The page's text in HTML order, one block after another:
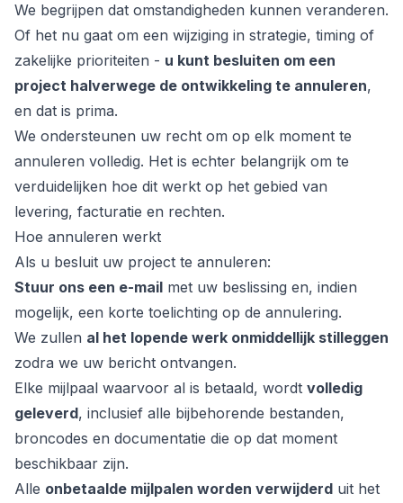
We begrijpen dat omstandigheden kunnen veranderen.
Of het nu gaat om een wijziging in strategie, timing of
zakelijke prioriteiten - u kunt besluiten om een
project halverwege de ontwikkeling te annuleren,
en dat is prima.
We ondersteunen uw recht om op elk moment te
annuleren volledig. Het is echter belangrijk om te
verduidelijken hoe dit werkt op het gebied van
levering, facturatie en rechten.
Hoe annuleren werkt
Als u besluit uw project te annuleren:
Stuur ons een e-mail met uw beslissing en, indien
mogelijk, een korte toelichting op de annulering.
We zullen al het lopende werk onmiddellijk stilleggen
zodra we uw bericht ontvangen.
Elke mijlpaal waarvoor al is betaald, wordt volledig
geleverd, inclusief alle bijbehorende bestanden,
broncodes en documentatie die op dat moment
beschikbaar zijn.
Alle onbetaalde mijlpalen worden verwijderd uit het